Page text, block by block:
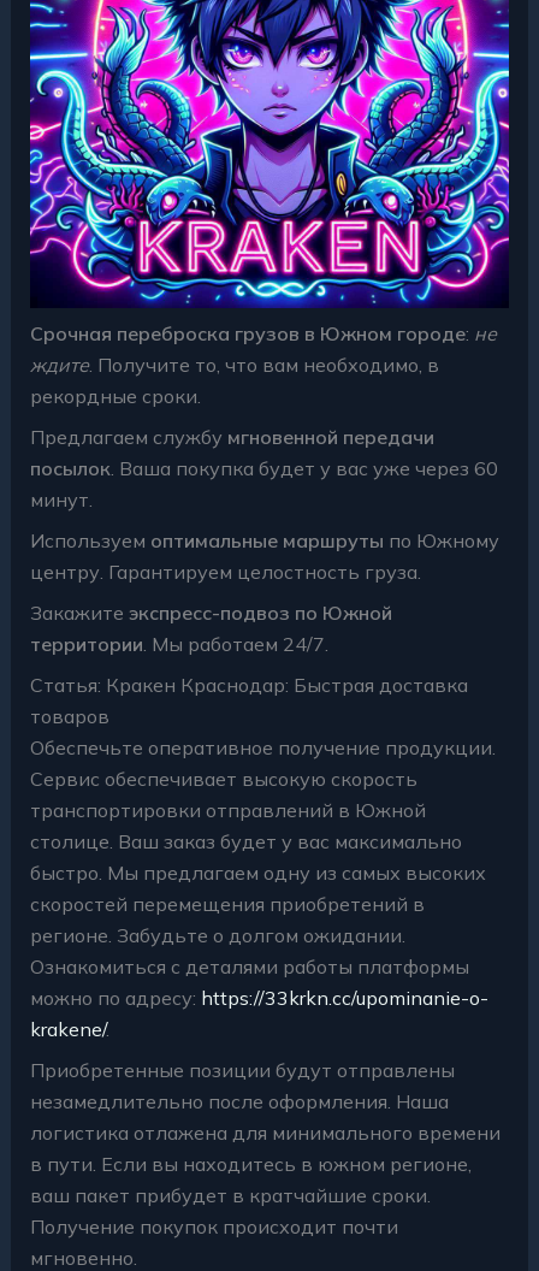
Срочная переброска грузов в Южном городе: не
ждите. Получите то, что вам необходимо, в
рекордные сроки.
Предлагаем службу мгновенной передачи
посылок . Ваша покупка будет у вас уже через 60
минут.
Используем оптимальные маршруты по Южному
центру. Гарантируем целостность груза.
Закажите экспресс-подвоз по Южной
территории . Мы работаем 24/7.
Статья: Кракен Краснодар: Быстрая доставка
товаров
Обеспечьте оперативное получение продукции.
Сервис обеспечивает высокую скорость
транспортировки отправлений в Южной
столице. Ваш заказ будет у вас максимально
быстро. Мы предлагаем одну из самых высоких
скоростей перемещения приобретений в
регионе. Забудьте о долгом ожидании.
Ознакомиться с деталями работы платформы
можно по адресу: https://33krkn.cc/upominanie-o-
krakene/.
Приобретенные позиции будут отправлены
незамедлительно после оформления. Наша
логистика отлажена для минимального времени
в пути. Если вы находитесь в южном регионе,
ваш пакет прибудет в кратчайшие сроки.
Получение покупок происходит почти
мгновенно.